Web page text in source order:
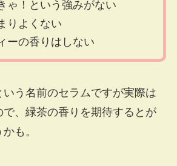
ゃ！という強みがない
りよくない
ーの香りはしない
いう名前のセラムですが実際は
、緑茶の香りを期待するとが
も。